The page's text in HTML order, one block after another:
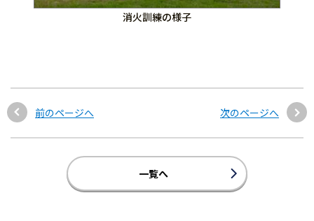
消火訓練の様子
前のページへ 次のページへ
一覧へ